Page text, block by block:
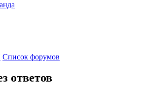
Список форумов
ответов